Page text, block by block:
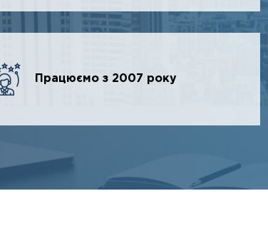
Працюємо з 2007 року